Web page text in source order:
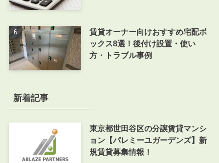
賃貸オーナー向けおすすめ宅配ボ
ックス8選！後付け設置・使い
方・トラブル事例
新着記事
東京都世田谷区の分譲賃貸マンシ
ョン【パレミーユガーデンズ】新
規賃貸募集情報！